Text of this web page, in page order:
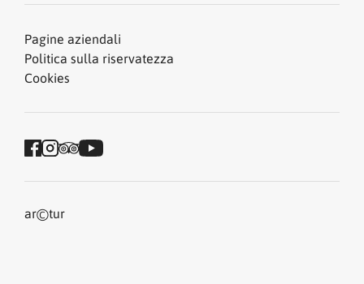
Pagine aziendali
Politica sulla riservatezza
Cookies
ar©tur